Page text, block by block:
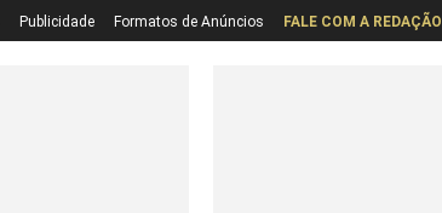
Publicidade Formatos de Anúncios FALE COM A REDAÇÃO